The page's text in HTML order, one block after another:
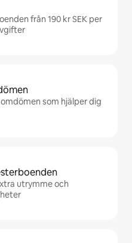
från 190 kr SEK per
som hjälper dig
utrymme och